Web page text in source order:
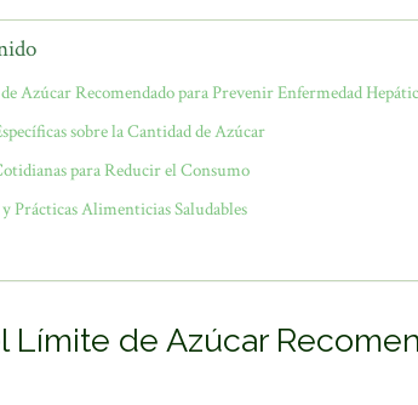
Azúcar Recomendado para Prevenir Enfermedad
sobre la Cantidad de Azúcar
para Reducir el Consumo
Prácticas Alimenticias Saludables
Límite de Azúcar